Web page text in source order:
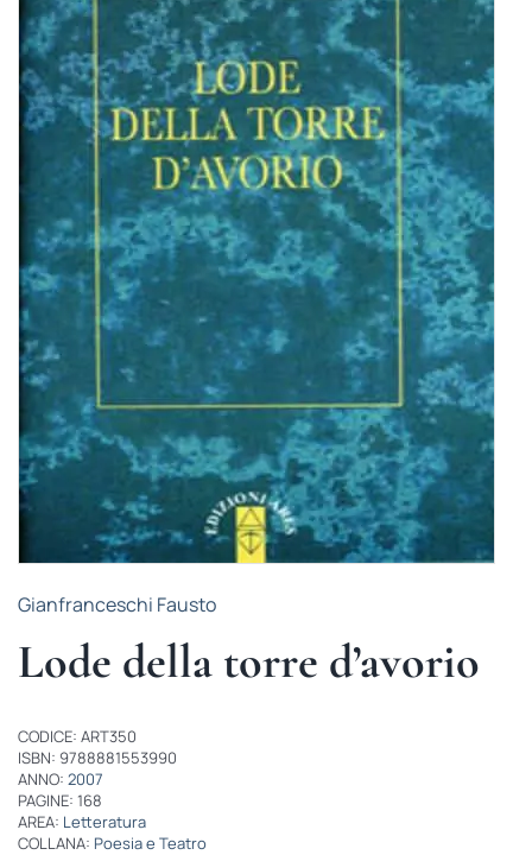
BIOGRAFIE
ATTUALITÀ
Gianfranceschi Fausto
Lode della torre d’avorio
CODICE: ART350
ISBN: 9788881553990
ANNO: 2007
PAGINE: 168
AREA: Letteratura
COLLANA: Poesia e Teatro